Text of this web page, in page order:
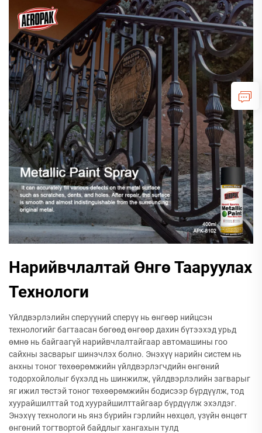
Нарийвчлалтай Өнгө Тааруулах
Технологи
Үйлдвэрлэлийн сперүүний сперүү нь өнгөөр нийцсэн
технологийг багтаасан бөгөөд өнгөөр дахин бүтээхэд урьд
өмнө нь байгаагүй нарийвчлалтайгаар автомашины гоо
сайхны засварыг шинэчлэх болно. Энэхүү нарийн систем нь
анхны тоног төхөөрөмжийн үйлдвэрлэгчдийн өнгөний
тодорхойлолыг бүхэлд нь шинжилж, үйлдвэрлэлийн загварыг
яг ижил төстэй тоног төхөөрөмжийн бодисээр бүрдүүлж, тод
хуурайшилттай тод хуурайшилттайгаар бүрдүүлж эхэлдэг.
Энэхүү технологи нь янз бүрийн гэрлийн нөхцөл, үзүйн өнцөгт
өнгөний тогтвортой байдлыг хангахын тулд